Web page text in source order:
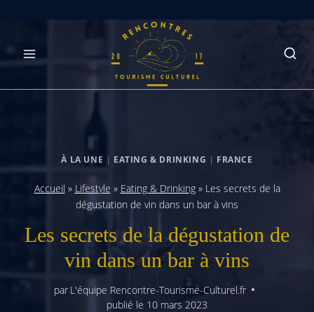
content
À LA UNE | EATING & DRINKING | FRANCE
Accueil » Lifestyle » Eating & Drinking» Les secrets de la
dégustation de vin dans un bar à vins
Les secrets de la dégustation de
vin dans un bar à vins
par L'équipe Rencontre-Tourisme-Culturel.fr
publié le 10 mars 2023